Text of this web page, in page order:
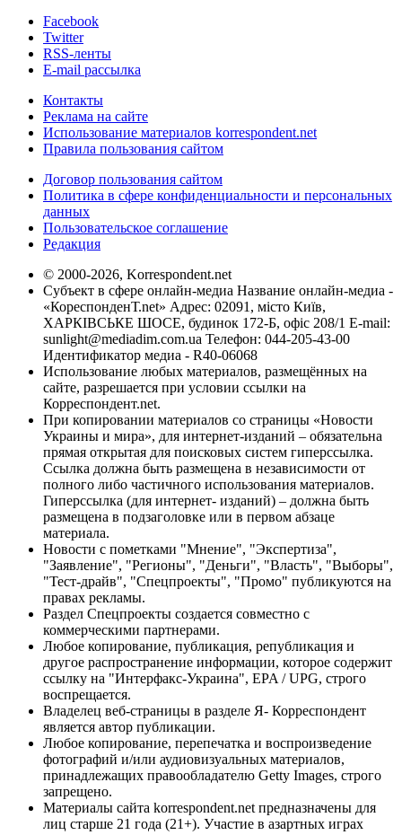
Facebook
Twitter
RSS-ленты
E-mail рассылка
Контакты
Реклама на сайте
Использование материалов korrespondent.net
Правила пользования сайтом
Договор пользования сайтом
Политика в сфере конфиденциальности и персональных
данных
Пользовательское соглашение
Редакция
© 2000-2026, Korrespondent.net
Субъект в сфере онлайн-медиа Название онлайн-медиа -
«КореспонденТ.net» Адрес: 02091, місто Київ,
ХАРКІВСЬКЕ ШОСЕ, будинок 172-Б, офіс 208/1 E-mail:
sunlight@mediadim.com.ua Телефон: 044-205-43-00
Идентификатор медиа - R40-06068
Использование любых материалов, размещённых на
сайте, разрешается при условии ссылки на
Корреспондент.net.
При копировании материалов со страницы «Новости
Украины и мира», для интернет-изданий – обязательна
прямая открытая для поисковых систем гиперссылка.
Ссылка должна быть размещена в независимости от
полного либо частичного использования материалов.
Гиперссылка (для интернет- изданий) – должна быть
размещена в подзаголовке или в первом абзаце
материала.
Новости с пометками "Мнение", "Экспертиза",
"Заявление", "Регионы", "Деньги", "Власть", "Выборы",
"Тест-драйв", "Спецпроекты", "Промо" публикуются на
правах рекламы.
Раздел Спецпроекты создается совместно с
коммерческими партнерами.
Любое копирование, публикация, републикация и
другое распространение информации, которое содержит
ссылку на "Интерфакс-Украина", EPA / UPG, строго
воспрещается.
Владелец веб-страницы в разделе Я- Корреспондент
является автор публикации.
Любое копирование, перепечатка и воспроизведение
фотографий и/или аудиовизуальных материалов,
принадлежащих правообладателю Getty Images, строго
запрещено.
Материалы сайта korrespondent.net предназначены для
лиц старше 21 года (21+). Участие в азартных играх